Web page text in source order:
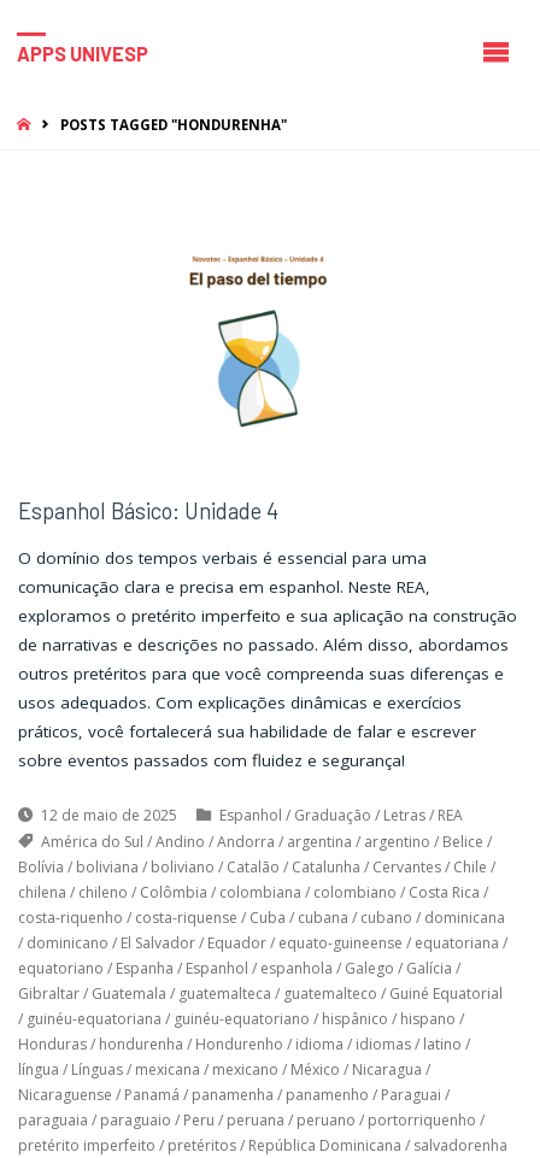
APPS UNIVESP
HOMEPOSTS TAGGED "HONDURENHA"
Espanhol Básico: Unidade 4
O domínio dos tempos verbais é essencial para uma
comunicação clara e precisa em espanhol. Neste REA,
exploramos o pretérito imperfeito e sua aplicação na construção
de narrativas e descrições no passado. Além disso, abordamos
outros pretéritos para que você compreenda suas diferenças e
usos adequados. Com explicações dinâmicas e exercícios
práticos, você fortalecerá sua habilidade de falar e escrever
sobre eventos passados com fluidez e segurança!
12 de maio de 2025 Espanhol / Graduação / Letras/ REA
América do Sul /Andino /Andorra / argentina / argentino / Belice /
Bolívia / boliviana / boliviano / Catalão / Catalunha / Cervantes/ Chile /
chilena / chileno / Colômbia / colombiana / colombiano / Costa Rica /
costa-riquenho / costa-riquense / Cuba / cubana / cubano / dominicana
/ dominicano / El Salvador/ Equador/ equato-guineense / equatoriana /
equatoriano / Espanha / Espanhol / espanhola / Galego / Galícia /
Gibraltar/ Guatemala / guatemalteca / guatemalteco / Guiné Equatorial
/ guinéu-equatoriana / guinéu-equatoriano / hispânico / hispano /
Honduras/ hondurenha / Hondurenho / idioma / idiomas/ latino /
língua / Línguas/ mexicana / mexicano / México / Nicaragua /
Nicaraguense / Panamá / panamenha / panamenho / Paraguai /
paraguaia / paraguaio / Peru / peruana / peruano / portorriquenho /
pretérito imperfeito / pretéritos/ República Dominicana / salvadorenha